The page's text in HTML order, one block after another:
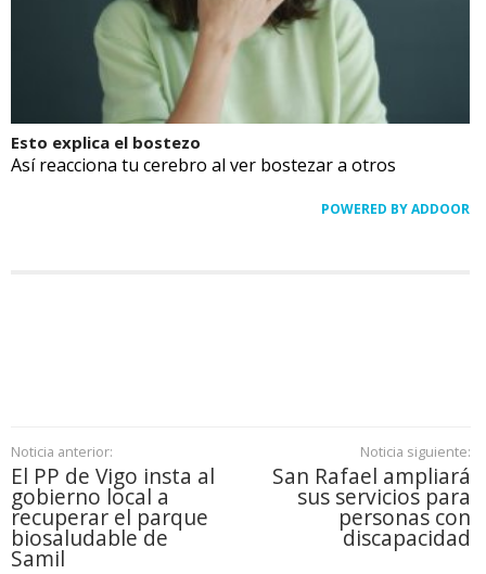
Esto explica el bostezo
Así reacciona tu cerebro al ver bostezar a otros
POWERED BY ADDOOR
Noticia anterior:
El PP de Vigo insta al
gobierno local a
recuperar el parque
biosaludable de
Samil
Noticia siguiente:
San Rafael ampliará
sus servicios para
personas con
discapacidad